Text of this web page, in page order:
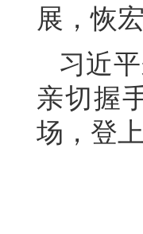
展，恢
习近
亲切握
场，登